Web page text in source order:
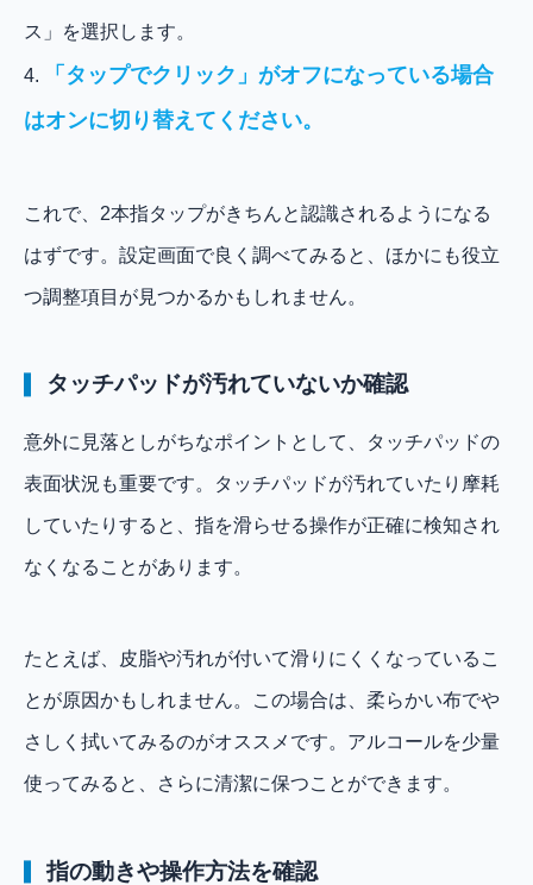
ス」を選択します。
4.
「タップでクリック」がオフになっている場合
はオンに切り替えてください。
これで、2本指タップがきちんと認識されるようになる
はずです。設定画面で良く調べてみると、ほかにも役立
つ調整項目が見つかるかもしれません。
タッチパッドが汚れていないか確認
意外に見落としがちなポイントとして、タッチパッドの
表面状況も重要です。タッチパッドが汚れていたり摩耗
していたりすると、指を滑らせる操作が正確に検知され
なくなることがあります。
たとえば、皮脂や汚れが付いて滑りにくくなっているこ
とが原因かもしれません。この場合は、柔らかい布でや
さしく拭いてみるのがオススメです。アルコールを少量
使ってみると、さらに清潔に保つことができます。
指の動きや操作方法を確認